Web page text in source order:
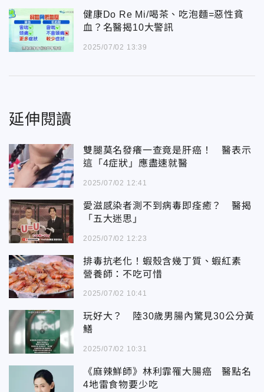
健康Do Re Mi/喝茶、吃泡麵=惡性貧
血？名醫揭10大警訊
2025/07/02 13:39
延伸閱讀
雙腿莫名發癢一查竟是肝癌！ 醫表示
這「4症狀」應盡速就醫
2025/07/02 12:41
愛滋感染者測不到病毒即痊癒？ 醫揭
「五大迷思」
2025/07/02 12:23
排毒抗老化！蝦殼含幾丁質、蝦紅素
營養師：不吃可惜
2025/07/02 10:41
玩好大？ 陸30歲男腸內驚見30公分黃
鱔
2025/07/02 10:31
《麻辣鮮師》林利霏罹大腸癌 醫點名
4地雷食物要少吃